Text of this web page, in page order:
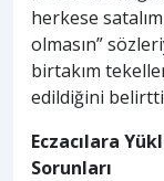
herkese
olmasın”
birtakım
edildiğini
Eczacılara
Sorunları